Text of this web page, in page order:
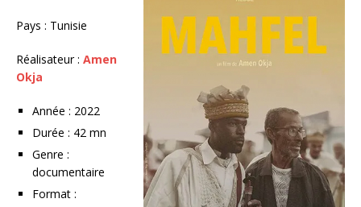
Pays : Tunisie
Réalisateur : Amen
Okja
Année : 2022
Durée : 42 mn
Genre :
documentaire
Format :